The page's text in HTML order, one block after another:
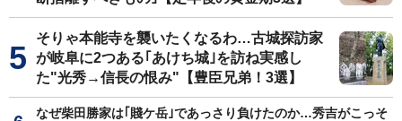
そりゃ本能寺を襲いたくなるわ…古城探訪家
が岐阜に2つある｢あけち城｣を訪ね実感し
た"光秀→信長の恨み"【豊臣兄弟！3選】
なぜ柴田勝家は｢賤ケ岳｣であっさり負けたのか…秀吉がこっそ